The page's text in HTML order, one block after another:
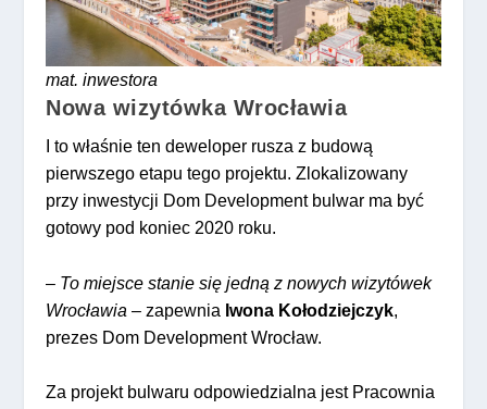
mat. inwestora
Nowa wizytówka Wrocławia
I to właśnie ten deweloper rusza z budową
pierwszego etapu tego projektu. Zlokalizowany
przy inwestycji Dom Development bulwar ma być
gotowy pod koniec 2020 roku.
– To miejsce stanie się jedną z nowych wizytówek
Wrocławia – zapewnia Iwona Kołodziejczyk,
prezes Dom Development Wrocław.
Za projekt bulwaru odpowiedzialna jest Pracownia